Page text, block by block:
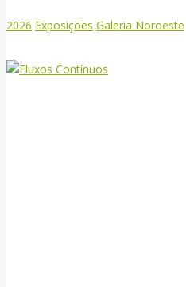
2026 Exposições Galeria Noroeste